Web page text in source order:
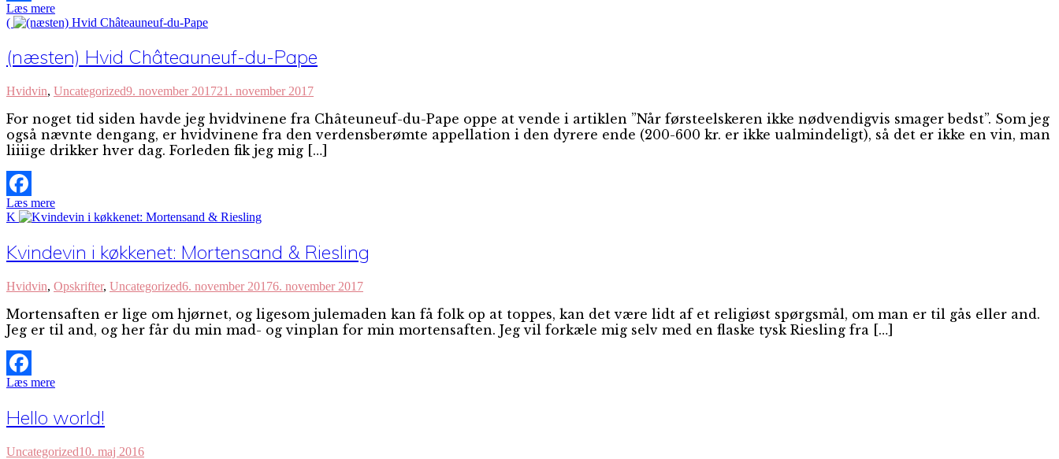
Facebook
Læs mere
(
(næsten) Hvid Châteauneuf-du-Pape
Hvidvin, Uncategorized9. november 201721. november 2017
For noget tid siden havde jeg hvidvinene fra Châteuneuf-du-Pape oppe at vende i artiklen ”Når førsteelskeren ikke nødvendigvis smager bedst”. Som jeg
også nævnte dengang, er hvidvinene fra den verdensberømte appellation i den dyrere ende (200-600 kr. er ikke ualmindeligt), så det er ikke en vin, man
liiiige drikker hver dag. Forleden fik jeg mig […]
Facebook
Læs mere
K
Kvindevin i køkkenet: Mortensand & Riesling
Hvidvin, Opskrifter, Uncategorized6. november 20176. november 2017
Mortensaften er lige om hjørnet, og ligesom julemaden kan få folk op at toppes, kan det være lidt af et religiøst spørgsmål, om man er til gås eller and.
Jeg er til and, og her får du min mad- og vinplan for min mortensaften. Jeg vil forkæle mig selv med en flaske tysk Riesling fra […]
Facebook
Læs mere
Hello world!
Uncategorized10. maj 2016